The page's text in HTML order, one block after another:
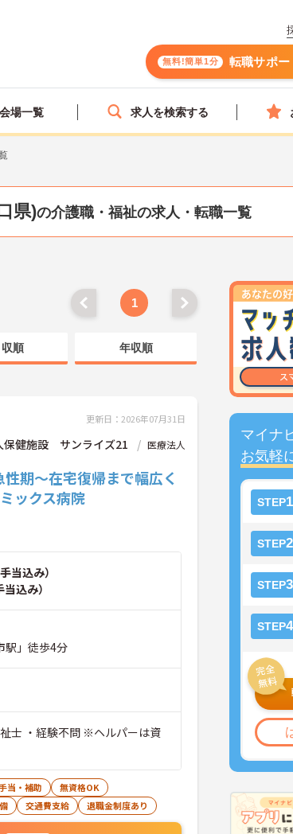
無料!簡単1分 転職サポ
場一覧 求人を検索する
県)の介護職・福祉の求人・転職一覧
マイナ
お気軽
STEP1
STEP2
STEP3
STEP4
1
収順 年収順
更新日：2026年07月31日
保健施設 サンライズ21
医療法人
性期～在宅復帰まで幅広く
ックス病院
当込み）
込み）
駅」徒歩4分
当・補助
無資格OK
交通費支給 退職金制度あり